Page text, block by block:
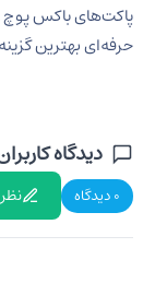
پاکت‌های باکس پوچ و
حرفه‌ای بهترین
دیدگاه کاربران
نظر